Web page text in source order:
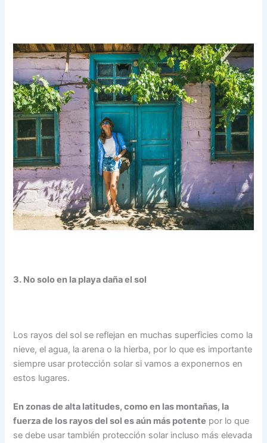
3. No solo en la playa daña el sol
Los rayos del sol se reflejan en muchas superficies como la
nieve, el agua, la arena o la hierba, por lo que es importante
siempre usar protección solar si vamos a exponernos en
estos lugares.
En zonas de alta latitudes, como en las montañas, la
fuerza de los rayos del sol es aún más potente por lo que
se debe usar también protección solar incluso más elevada